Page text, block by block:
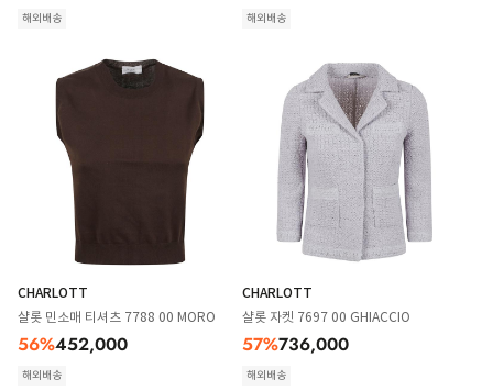
해외배송 해외배송
CHARLOTT
샬롯 민소매 티셔츠 7788 00 MORO
56%452,000
해외배송
CHARLOTT
샬롯 자켓 7697 00 GHIACCIO
57%736,000
해외배송